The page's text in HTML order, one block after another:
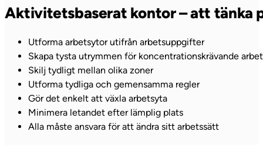
Aktivitetsbaserat kontor – att tänka
Utforma arbetsytor utifrån arbetsuppgifter
Skapa tysta utrymmen för koncentrationskrävande
Skilj tydligt mellan olika zoner
Utforma tydliga och gemensamma regler
Gör det enkelt att växla arbetsyta
Minimera letandet efter lämplig plats
Alla måste ansvara för att ändra sitt arbetssätt